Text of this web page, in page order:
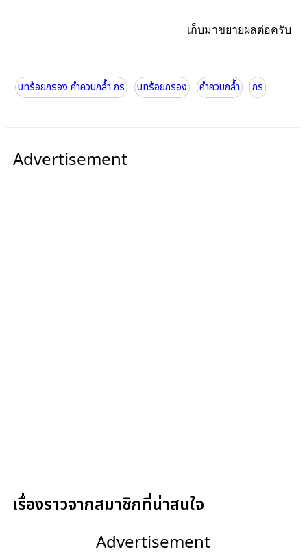
เก็บมาขยายผลต่อครับ
บทร้อยกรอง คำควบกล้ำ กร บทร้อยกรอง คำควบกล้ำ กร
Advertisement
เรื่องราวจากสมาชิกที่น่าสนใจ
Advertisement